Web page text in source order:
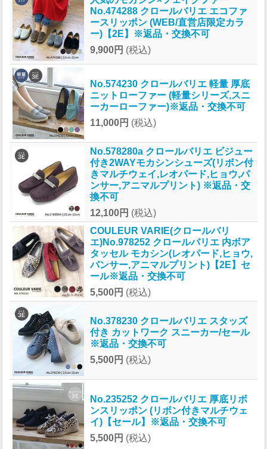
No.474288 クロールバリエ エコファ
ースリッポン (WEB/直営店限定カラ
ー)【2E】※返品・交換不可
9,900円 (税込)
No.574230 クロールバリエ 軽量 厚底
ニットローファー (軽量シリーズ,スニ
ーカーローファー)※返品・交換不可
11,000円 (税込)
No.578280a クロールバリエ ビジュー
付き2WAYモカシンシューズ(リボン付
きマルチウェイ,レオパード,ヒョウ,パ
ンサー,アニマルプリント) ※返品・交
換不可
12,100円 (税込)
COULEUR VARIE(クロールバリ
エ)No.978252 クロールバリエ 内ボア
タッセル モカシン(レオパード,ヒョウ,
パンサー,アニマルプリント)【2E】セ
ール※返品・交換不可
5,500円 (税込)
No.378230 クロールバリエ スタッズ
付き カットワーク スニーカー/セール
※返品・交換不可
5,500円 (税込)
No.235252 クロールバリエ 厚底リボ
ンスリッポン (リボン付きマルチウェ
イ)【セール】※返品・交換不可
5,500円 (税込)